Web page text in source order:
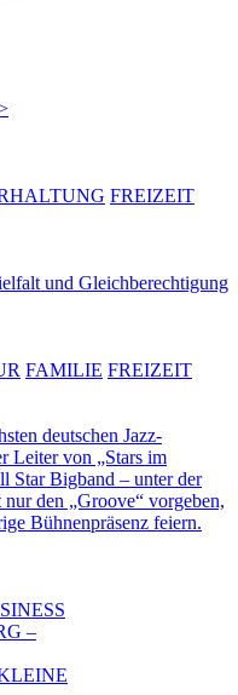
FREIZEIT
und Gleichberechtigung
FAMILIE FREIZEIT
deutschen Jazz-
Leiter von „Stars im
Star Bigband – unter der
den „Groove“ vorgeben,
Bühnenpräsenz feiern.
–